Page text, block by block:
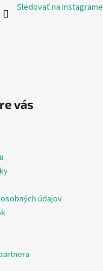
Sledovať na Instagrame
vás
údajov